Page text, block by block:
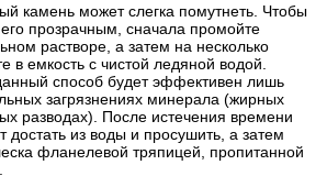
камень может слегка помутнеть. Чтобы
прозрачным, сначала промойте
растворе, а затем на несколько
в емкость с чистой ледяной водой.
способ будет эффективен лишь
загрязнениях минерала (жирных
разводах). После истечения времени
достать из воды и просушить, а затем
фланелевой тряпицей, пропитанной